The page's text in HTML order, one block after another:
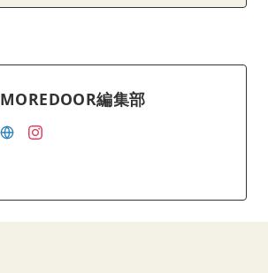
MOREDOOR編集部